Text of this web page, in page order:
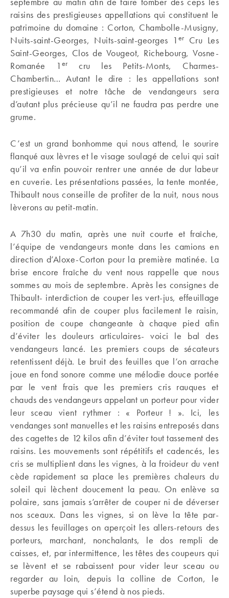
raisins des prestigieuses appellations qui constituent le
patrimoine du domaine : Corton, Chambolle-Musigny,
Nuits-saint-Georges, Nuits-saint-georges 1 er
Cru Les
Saint-Georges, Clos de Vougeot, Richebourg, Vosne-
Romanée 1 er
cru les Petits-Monts, Charmes-
Chambertin… Autant le dire : les appellations sont
prestigieuses et notre tâche de vendangeurs sera
d’autant plus précieuse qu’il ne faudra pas perdre une
grume.
C’est un grand bonhomme qui nous attend, le sourire
flanqué aux lèvres et le visage soulagé de celui qui sait
qu’il va enfin pouvoir rentrer une année de dur labeur
en cuverie. Les présentations passées, la tente montée,
Thibault nous conseille de profiter de la nuit, nous nous
lèverons au petit-matin.
A 7h30 du matin, après une nuit courte et fraîche,
l’équipe de vendangeurs monte dans les camions en
direction d’Aloxe-Corton pour la première matinée. La
brise encore fraîche du vent nous rappelle que nous
sommes au mois de septembre. Après les consignes de
Thibault- interdiction de couper les vert-jus, effeuillage
recommandé afin de couper plus facilement le raisin,
position de coupe changeante à chaque pied afin
d’éviter les douleurs articulaires- voici le bal des
vendangeurs lancé. Les premiers coups de sécateurs
retentissent déjà. Le bruit des feuilles que l’on arrache
joue en fond sonore comme une mélodie douce portée
par le vent frais que les premiers cris rauques et
chauds des vendangeurs appelant un porteur pour vider
leur sceau vient rythmer : « Porteur ! ». Ici, les
vendanges sont manuelles et les raisins entreposés dans
des cagettes de 12 kilos afin d’éviter tout tassement des
raisins. Les mouvements sont répétitifs et cadencés, les
cris se multiplient dans les vignes, à la froideur du vent
cède rapidement sa place les premières chaleurs du
soleil qui lèchent doucement la peau. On enlève sa
polaire, sans jamais s’arrêter de couper ni de déverser
nos sceaux. Dans les vignes, si on lève la tête par-
dessus les feuillages on aperçoit les allers-retours des
porteurs, marchant, nonchalants, le dos rempli de
caisses, et, par intermittence, les têtes des coupeurs qui
se lèvent et se rabaissent pour vider leur sceau ou
regarder au loin, depuis la colline de Corton, le
superbe paysage qui s’étend à nos pieds.